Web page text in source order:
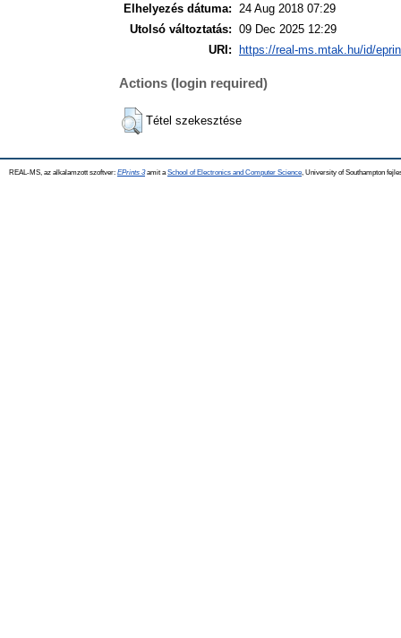
Elhelyezés dátuma: 24 Aug 2018 07:29
Utolsó változtatás: 09 Dec 2025 12:29
URI:
https://real-ms.mtak.hu/id/
Actions (login required)
Tétel szekesztése
REAL-MS, az alkalamzott szoftver: EPrints 3amit a School of Electronics and Computer Science , University of Southampton